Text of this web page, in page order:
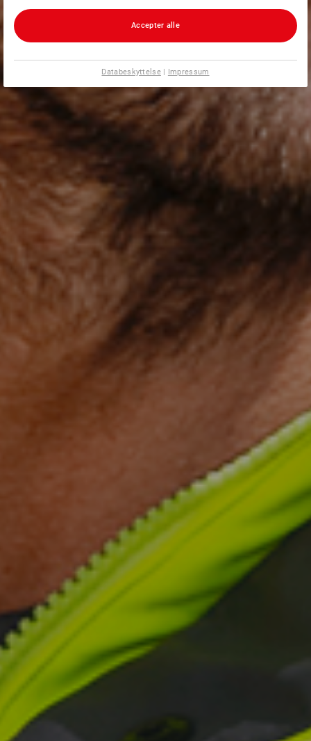
Accepter alle
Databeskyttelse| Impressum